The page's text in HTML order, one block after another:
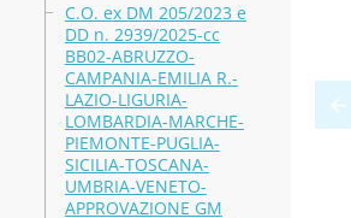
C.O. ex DM 205/2023 e
DD n. 2939/2025-cc
BB02-ABRUZZO-
CAMPANIA-EMILIA R.-
LAZIO-LIGURIA-
LOMBARDIA-MARCHE-
PIEMONTE-PUGLIA-
SICILIA-TOSCANA-
UMBRIA-VENETO-
APPROVAZIONE GM